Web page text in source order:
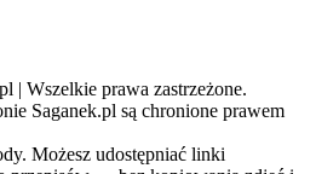
| Wszelkie prawa zastrzeżone.
Saganek.pl są chronione prawem
Możesz udostępniać linki